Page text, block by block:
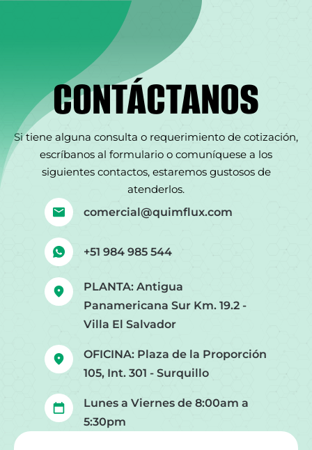
CONTÁCTANOS
CONTÁCTANOS
Si tiene alguna consulta o requerimiento de cotización,
escríbanos al formulario o comuníquese a los
siguientes contactos, estaremos gustosos de
atenderlos.
comercial@quimflux.com
+51 984 985 544
PLANTA: Antigua
Panamericana Sur Km. 19.2 -
Villa El Salvador
OFICINA: Plaza de la Proporción
105, Int. 301 - Surquillo
Lunes a Viernes de 8:00am a
5:30pm